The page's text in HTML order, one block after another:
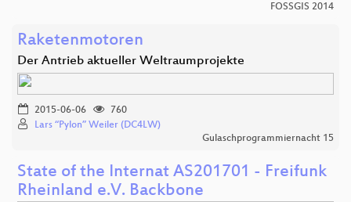
FOSSGIS 2014
Raketenmotoren
Der Antrieb aktueller Weltraumprojekte
2015-06-06
760
Lars “Pylon” Weiler (DC4LW)
Gulaschprogrammiernacht 15
State of the Internat AS201701 - Freifunk
Rheinland e.V. Backbone